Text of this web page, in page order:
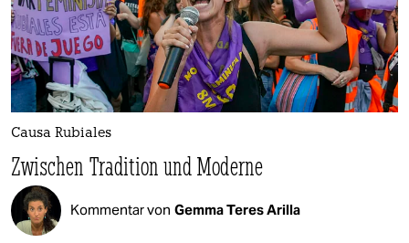
Causa Rubiales
Zwischen Tradition und Moderne
Kommentar von Gemma Teres Arilla